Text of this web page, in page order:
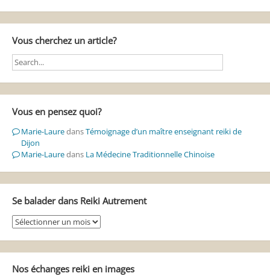
Vous cherchez un article?
Vous en pensez quoi?
Marie-LauredansTémoignage d’un maître enseignant reiki de
Dijon
Marie-Lauredans La Médecine Traditionnelle Chinoise
Se balader dans Reiki Autrement
Se
balader
dans
Reiki
Autrement
Nos échanges reiki en images